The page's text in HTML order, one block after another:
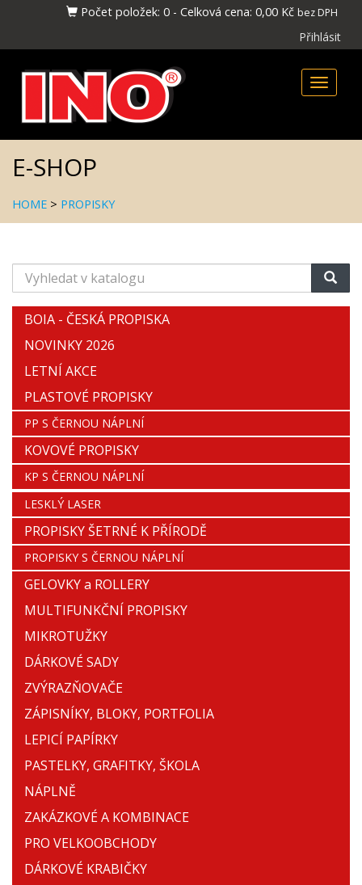
Počet položek: 0 - Celková cena: 0,00 Kč bez DPH
Přihlásit
Toggle
E-SHOP
HOME > PROPISKY
Vyhledat
v
katalogu
BOIA - ČESKÁ PROPISKA
NOVINKY 2026
LETNÍ AKCE
PLASTOVÉ PROPISKY
PP S ČERNOU NÁPLNÍ
KOVOVÉ PROPISKY
KP S ČERNOU NÁPLNÍ
LESKLÝ LASER
PROPISKY ŠETRNÉ K PŘÍRODĚ
PROPISKY S ČERNOU NÁPLNÍ
GELOVKY a ROLLERY
MULTIFUNKČNÍ PROPISKY
MIKROTUŽKY
DÁRKOVÉ SADY
ZVÝRAZŇOVAČE
ZÁPISNÍKY, BLOKY, PORTFOLIA
LEPICÍ PAPÍRKY
PASTELKY, GRAFITKY, ŠKOLA
NÁPLNĚ
ZAKÁZKOVÉ A KOMBINACE
PRO VELKOOBCHODY
DÁRKOVÉ KRABIČKY